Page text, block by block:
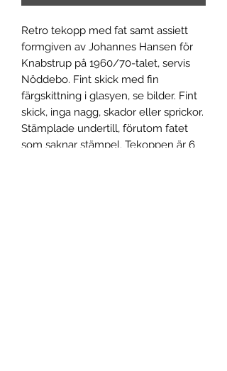
Retro tekopp med fat samt assiett
formgiven av Johannes Hansen för
Knabstrup på 1960/70-talet, servis
Nöddebo. Fint skick med fin
färgskittning i glasyen, se bilder. Fint
skick, inga nagg, skador eller sprickor.
Stämplade undertill, förutom fatet
som saknar stämpel. Tekoppen är 6